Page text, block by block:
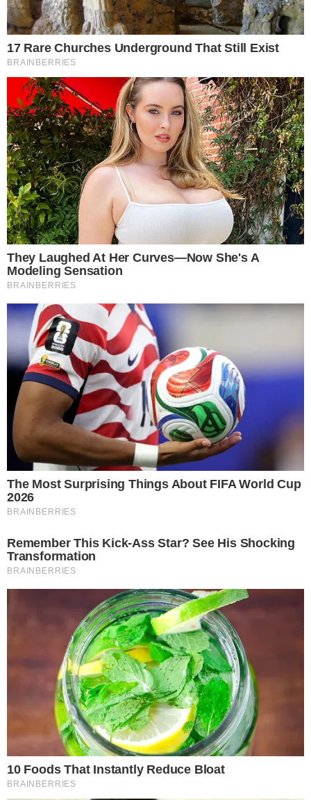
2 สะเด็ดน้ำแล้วจึงนำเก็บเข้าตู้เย็นในช่องเก็บผัก
3 การล้างผักด้วยวิธีแช่น้ำไว้จะทำให้วิตามินละลายออกไปกับน้ำที่
แช่ จึงควรล้างแบบให้น้ำไหลผ่ านจะดีที่สุด
การแบ่งประเภท
1 ผักที่เป็นหัว ได้แก่ แครอท หัวผักกาด กะหล่ำปลี ให้จัดการจัดใบ
ออกให้หมดแล้วนำเก็บ ส่วนผักที่มีเปลือกแข็งและหนา เช่น ฟักทอง
ฟัก มันฝรั่ง ไม่ต้องล้างให้เก็บได้เลยโดยควรอยู่ในตำแหน่งที่มีการ
ระบายอาการศดี หากแช่ที่ความเย็น 55-65 องศาฟาเรนไฮต์ จะ
ทำให้เก็บได้นานขึ้นโดยไม่เน่าเสีย